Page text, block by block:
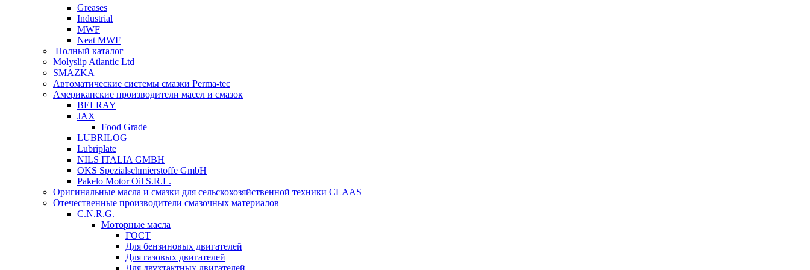
Greases
Industrial
MWF
Neat MWF
Полный каталог
Molyslip Atlantic Ltd
SMAZKA
Автоматические системы смазки Perma-tec
Американские производители масел и смазок
BELRAY
JAX
Food Grade
LUBRILOG
Lubriplate
NILS ITALIA GMBH
OKS Spezialschmierstoffe GmbH
Pakelo Motor Oil S.R.L.
Оригинальные масла и смазки для сельскохозяйственной техники CLAAS
Отечественные производители смазочных материалов
C.N.R.G.
Моторные масла
ГОСТ
Для бензиновых двигателей
Для газовых двигателей
Для двухтактных двигателей